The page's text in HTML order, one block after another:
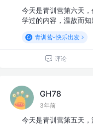
今天是青训营第六天
学过的内容，温故而知
青训营-快乐出发
评论
GH78
3年前
今天是青训营第五天